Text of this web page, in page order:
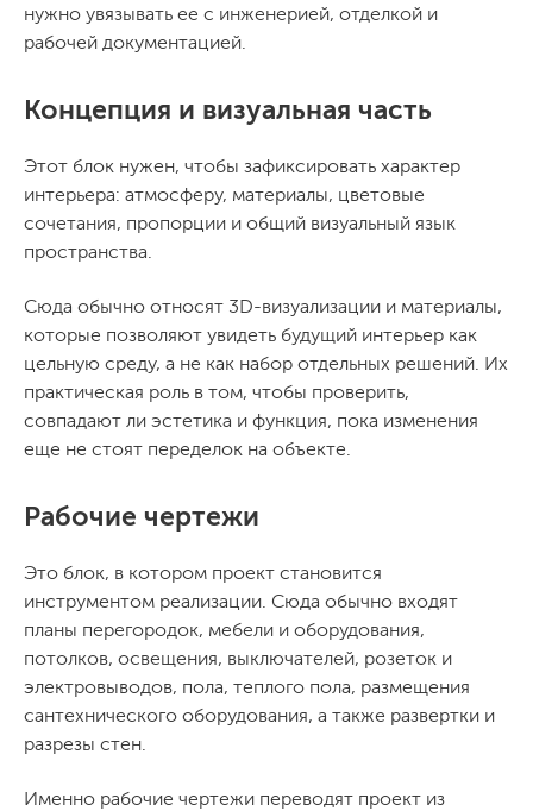
нужно увязывать ее с инженерией, отделкой и
рабочей документацией.
Концепция и визуальная часть
Этот блок нужен, чтобы зафиксировать характер
интерьера: атмосферу, материалы, цветовые
сочетания, пропорции и общий визуальный язык
пространства.
Сюда обычно относят 3D-визуализации и материалы,
которые позволяют увидеть будущий интерьер как
цельную среду, а не как набор отдельных решений. Их
практическая роль в том, чтобы проверить,
совпадают ли эстетика и функция, пока изменения
еще не стоят переделок на объекте.
Рабочие чертежи
Это блок, в котором проект становится
инструментом реализации. Сюда обычно входят
планы перегородок, мебели и оборудования,
потолков, освещения, выключателей, розеток и
электровыводов, пола, теплого пола, размещения
сантехнического оборудования, а также развертки и
разрезы стен.
Именно рабочие чертежи переводят проект из